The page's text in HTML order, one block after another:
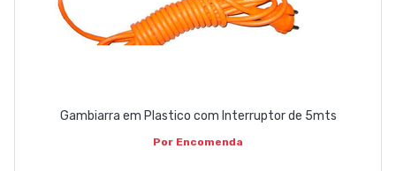
Gambiarra em Plastico com Interruptor de 5mts
Por Encomenda